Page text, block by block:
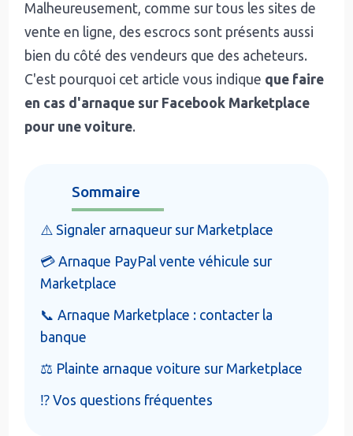
Malheureusement, comme sur tous les sites de
vente en ligne, des escrocs sont présents aussi
bien du côté des vendeurs que des acheteurs.
C'est pourquoi cet article vous indique que faire
en cas d'arnaque sur Facebook Marketplace
pour une voiture.
Sommaire
⚠️ Signaler arnaqueur sur Marketplace
💳 Arnaque PayPal vente véhicule sur
Marketplace
📞 Arnaque Marketplace : contacter la
banque
⚖️ Plainte arnaque voiture sur Marketplace
⁉️ Vos questions fréquentes